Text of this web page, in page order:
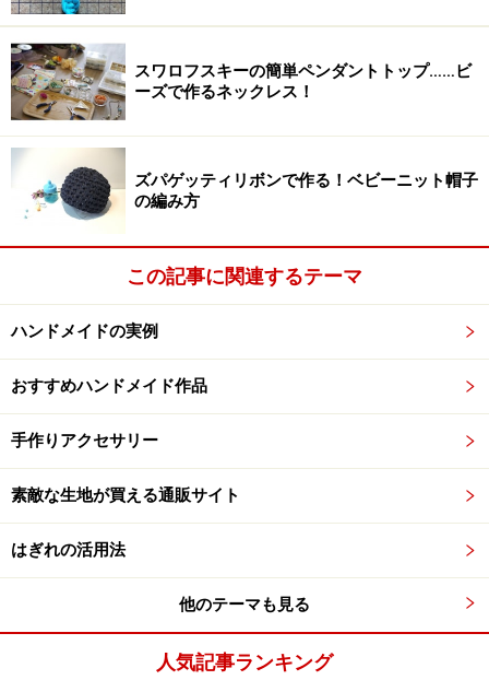
手前側から針をだす
等間隔にかがるときれいに見えます。
巻きかがりは等間隔に縫い付ける
縫い代から糸を出し玉留めし、縫い代を1回縫いま
かがり終わりは、縫い代側から針を出し玉留めします。
糸を切ります。
スワロフスキーの簡単ペンダントトップ……ビ
ーズで作るネックレス！
ズパゲッティリボンで作る！ベビーニット帽子
の編み方
この記事に関連するテーマ
ハンドメイドの実例
おすすめハンドメイド作品
手作りアクセサリー
素敵な生地が買える通販サイト
はぎれの活用法
他のテーマも見る
人気記事ランキング